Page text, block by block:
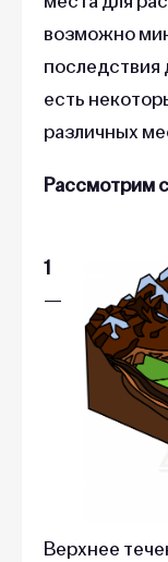
возможно
есть
различных
Рассмотрим
1
—
Верхнее